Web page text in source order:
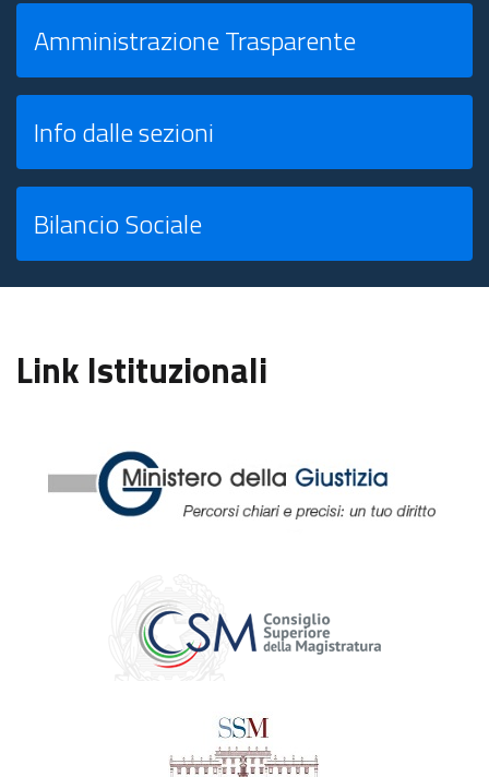
Amministrazione Trasparente
Info dalle sezioni
Bilancio Sociale
Link Istituzionali